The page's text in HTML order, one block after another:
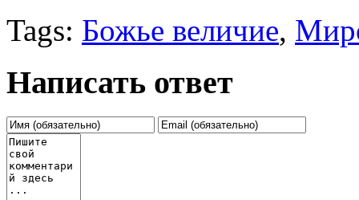
Tags: Божье величие,
Написать ответ